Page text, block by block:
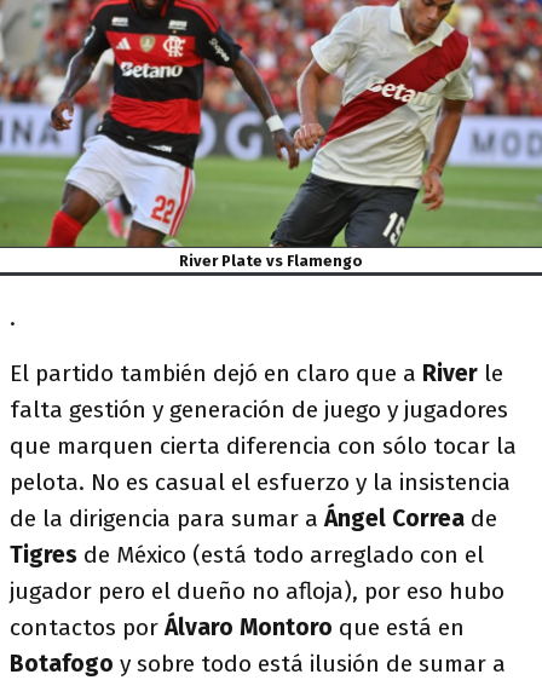
River Plate vs Flamengo
.
El partido también dejó en claro que a River le
falta gestión y generación de juego y jugadores
que marquen cierta diferencia con sólo tocar la
pelota. No es casual el esfuerzo y la insistencia
de la dirigencia para sumar aÁngel Correa de
Tigres de México (está todo arreglado con el
jugador pero el dueño no afloja), por eso hubo
contactos porÁlvaro Montoro que está en
Botafogo y sobre todo está ilusión de sumar a